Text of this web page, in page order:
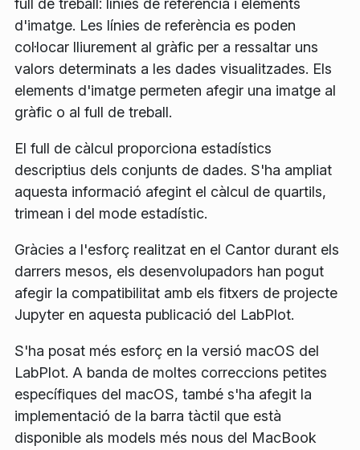
full de treball: línies de referència i elements
d'imatge. Les línies de referència es poden
col·locar lliurement al gràfic per a ressaltar uns
valors determinats a les dades visualitzades. Els
elements d'imatge permeten afegir una imatge al
gràfic o al full de treball.
El full de càlcul proporciona estadístics
descriptius dels conjunts de dades. S'ha ampliat
aquesta informació afegint el càlcul de quartils,
trimean i del mode estadístic.
Gràcies a l'esforç realitzat en el Cantor durant els
darrers mesos, els desenvolupadors han pogut
afegir la compatibilitat amb els fitxers de projecte
Jupyter en aquesta publicació del LabPlot.
S'ha posat més esforç en la versió macOS del
LabPlot. A banda de moltes correccions petites
específiques del macOS, també s'ha afegit la
implementació de la barra tàctil que està
disponible als models més nous del MacBook